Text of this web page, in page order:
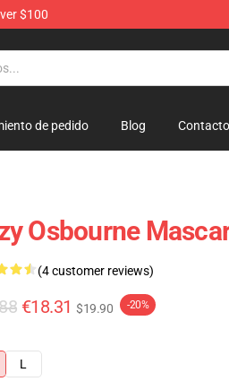
$100
de pedido Blog Contacto
Osbourne
(4 customer reviews)
€18.31 $19.90 -20%
L